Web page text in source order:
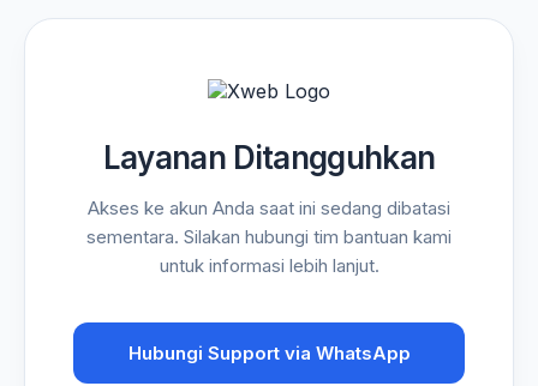
Layanan Ditangguhkan
Akses ke akun Anda saat ini sedang dibatasi
sementara. Silakan hubungi tim bantuan kami
untuk informasi lebih lanjut.
Hubungi Support via WhatsApp